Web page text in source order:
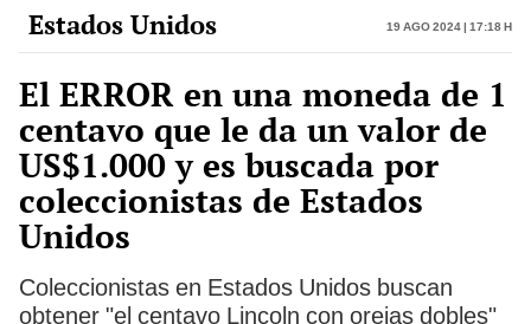
Estados Unidos 19 Ago 2024 | 17:18 h
El ERROR en una moneda de 1
centavo que le da un valor de
US$1.000 y es buscada por
coleccionistas de Estados
Unidos
Coleccionistas en Estados Unidos buscan
obtener "el centavo Lincoln con orejas dobles"